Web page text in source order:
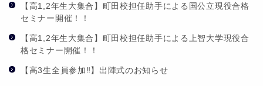
【高1,2年生大集合】町田校担任助手による国公立現役合格
セミナー開催！！
【高1,2年生大集合】町田校担任助手による上智大学現役合
格セミナー開催！！
【高3生全員参加‼】出陣式のお知らせ